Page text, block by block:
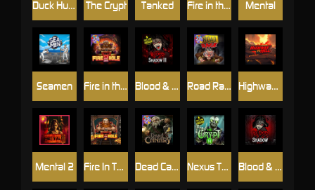
Seamen
Duck Hunters Fire in the Hole 3
Highway to Hell
Mental 2 Blood & Shadow
Blood & Shadow 2
Mental
The Crypt
Nexus The Crypt
Fire in the Hole 2
Tanked
Fire In The Hole xBomb
Road Rage
Dead Canary